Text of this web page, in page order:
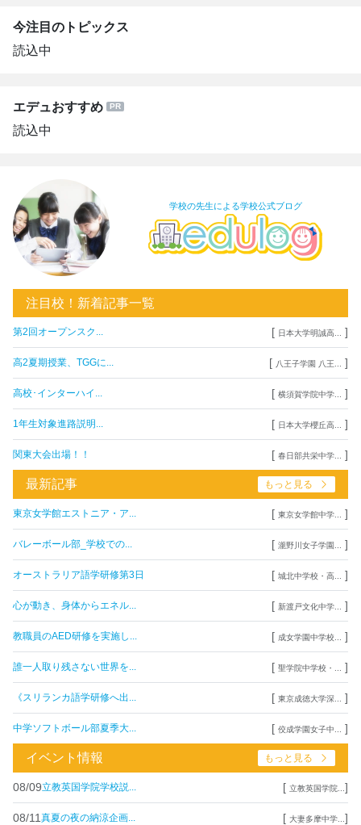
今注目のトピックス
読込中
エデュおすすめ
読込中
学校の先生による学校公式ブログ
注目校！新着記事一覧
第2回オープンスク... [ 日本大学明誠高... ]
高2夏期授業、TGGに... [ 八王子学園 八王... ]
高校･インターハイ... [ 横須賀学院中学... ]
1年生対象進路説明... [ 日本大学櫻丘高... ]
関東大会出場！！ [ 春日部共栄中学... ]
最新記事 もっと見る
東京女学館エストニア・ア... [ 東京女学館中学... ]
バレーボール部_学校での... [ 瀧野川女子学園... ]
オーストラリア語学研修第3日 [ 城北中学校・高... ]
心が動き、身体からエネル... [ 新渡戸文化中学... ]
教職員のAED研修を実施し... [ 成女学園中学校... ]
誰一人取り残さない世界を... [ 聖学院中学校・... ]
《スリランカ語学研修へ出... [ 東京成徳大学深... ]
中学ソフトボール部夏季大... [ 佼成学園女子中... ]
イベント情報 もっと見る
08/09立教英国学院学校説... [ 立教英国学院... ]
08/11 真夏の夜の納涼企画... [ 大妻多摩中学... ]